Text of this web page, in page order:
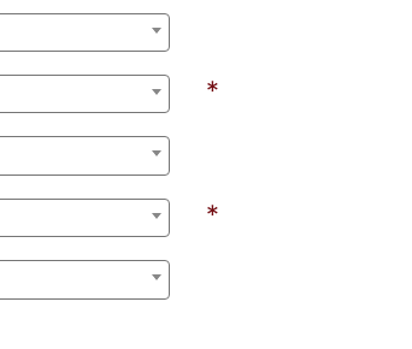
*
*